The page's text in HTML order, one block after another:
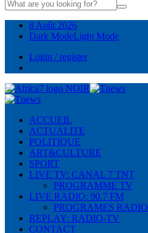
8 Août 2026
Dark ModeLight Mode
Login / register
ACCUEIL
ACTUALITE
POLITIQUE
ART&CULTURE
SPORT
LIVE TV: CANAL 7 TNT
PROGRAMME TV
LIVE RADIO: 90.7 FM
PROGRAMES RADIO
REPLAY: RADIO-TV
CONTACT